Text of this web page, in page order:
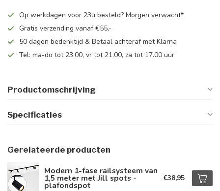
Op werkdagen voor 23u besteld? Morgen verwacht*
Gratis verzending vanaf €55,-
50 dagen bedenktijd & Betaal achteraf met Klarna
Tel: ma-do tot 23.00, vr tot 21.00, za tot 17.00 uur
Productomschrijving
Specificaties
Gerelateerde producten
Modern 1-fase railsysteem van
1,5 meter met Jill spots -
plafondspot
€38,95